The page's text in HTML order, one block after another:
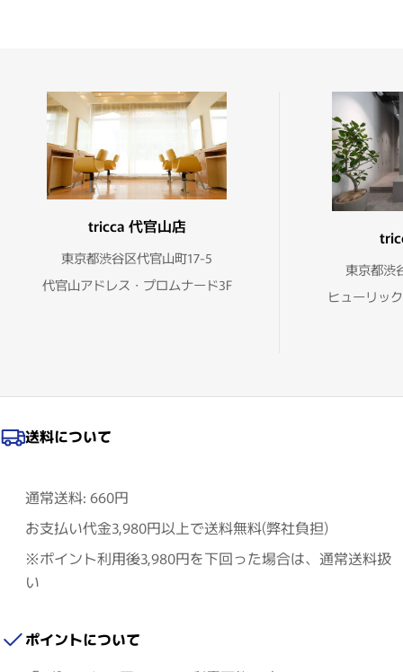
tricca 代官山店
東京都渋谷区代官山町17-5
代官山アドレス・プロムナード3F
東京都渋
ヒューリッ
送料について
通常送料: 660円
お支払い代金3,980円以上で送料無料(弊社負担)
※ポイント利用後3,980円を下回った場合は、通常送料扱
い
ポイントについて